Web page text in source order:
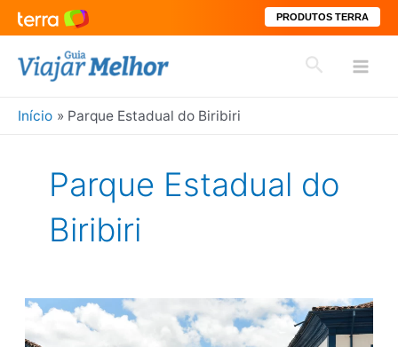
PRODUTOS TERRA
para
conteúdo
Pesquisar
Início Parque Estadual do Biribiri
Parque Estadual do
Biribiri